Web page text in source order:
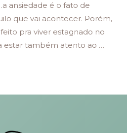
ansiedade é o fato de
que vai acontecer. Porém,
pra viver estagnado no
estar também atento ao …